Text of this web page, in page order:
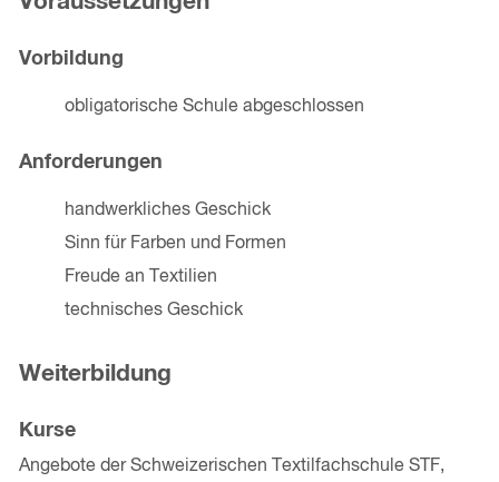
Vorbildung
obligatorische Schule abgeschlossen
Anforderungen
handwerkliches Geschick
Sinn für Farben und Formen
Freude an Textilien
technisches Geschick
Weiterbildung
Kurse
Angebote der Schweizerischen Textilfachschule STF,